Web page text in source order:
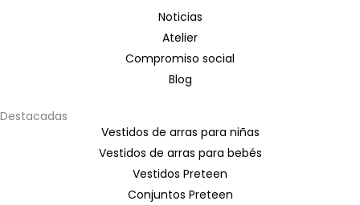
Noticias
Atelier
Compromiso social
Blog
Destacadas
Vestidos de arras para niñas
Vestidos de arras para bebés
Vestidos Preteen
Conjuntos Preteen